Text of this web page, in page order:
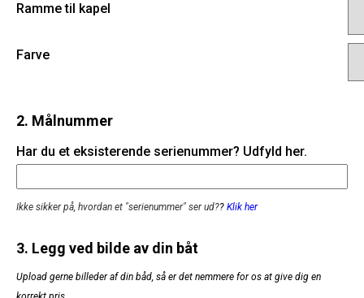
Ramme til kapel
Farve
2. Målnummer
Har du et eksisterende serienummer? Udfyld her.
Ikke sikker på, hvordan et "serienummer" ser ud?? Klik her
3. Legg ved bilde av din båt
Upload gerne billeder af din båd, så er det nemmere for os at give dig en